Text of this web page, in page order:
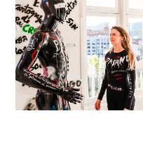
MARGA GONZÁLEZ Y
ELIA FERNÁNDEZ
DIALOGAN EN ESPACIO
DEL ANONIMATO, LA
CASA ROSA DE OVIEDO